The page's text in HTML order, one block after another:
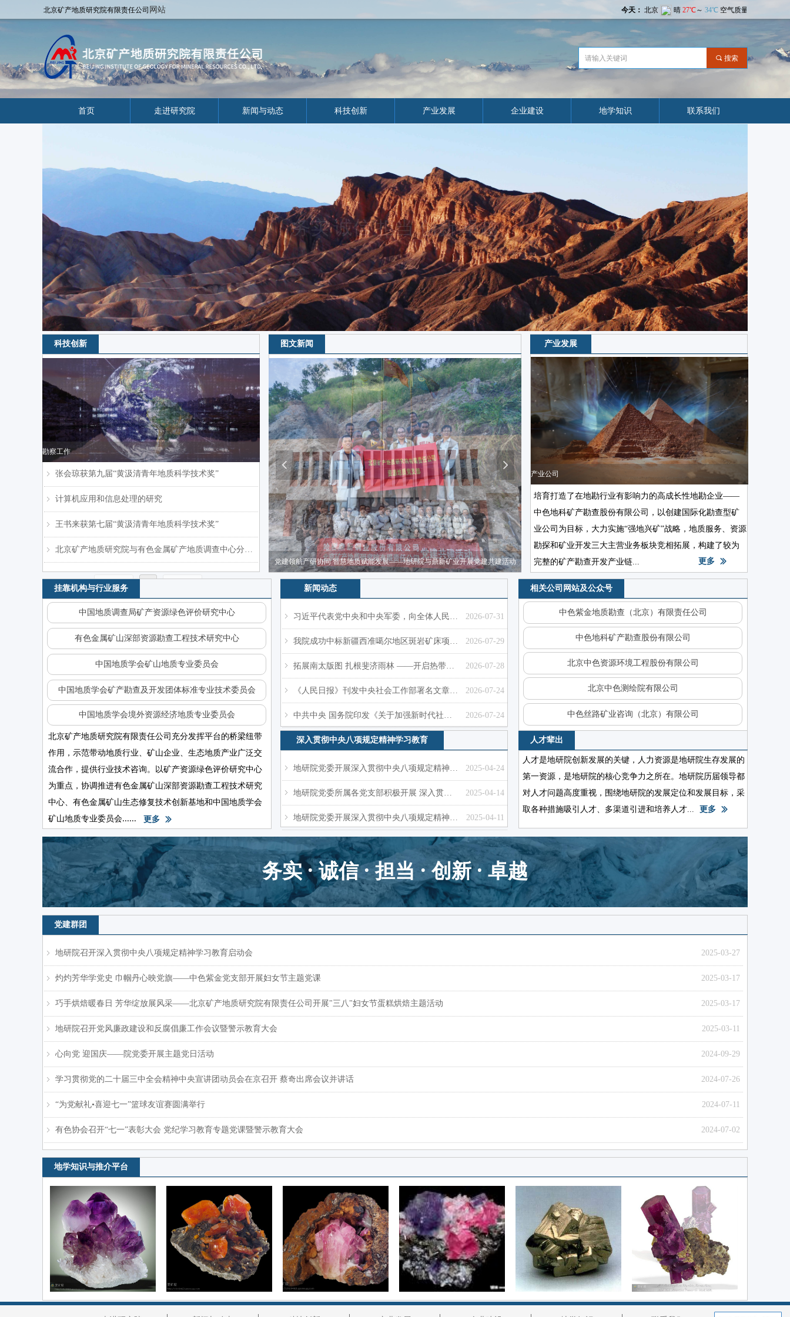
北京矿产地质研究院有限责任公司网站
끠 搜索
首页 走进研究院 新闻与动态 科技创新 产业发展 企业建设 地学知识 联系我们
务实 诚信 担当 创新 卓越
产业发展
更多 ꅀ
培育打造了在地勘行业有影响力的高成长性地勘企业——
中色地科矿产勘查股份有限公司，以创建国际化勘查型矿
业公司为目标，大力实施“强地兴矿”战略，地质服务、资源
勘探和矿业开发三大主营业务板块竞相拓展，构建了较为
完整的矿产勘查开发产业链...
产业公司
图文新闻
敖宏到地研院调研
我院成功中标新疆西准噶尔地区斑岩矿床项目并扎实推进野外地质工作
拓展南太版图 扎根斐济雨林 ——开启热带雨林区金矿勘查新征程 党建领航产研协同 智慧地质赋能发展——地研院与鼎新矿业开展党建共建活动 院领导赴新疆开展项目中期检查及安全生产指导工作
地研院召开2026年工作会议
地研院参加第二十一届中国有色金属矿业大会
尼日利亚吉加瓦州政府专员一行访问北京院
自然资源部专家指导组调研指导哈密月亮湾铜镍矿项目
尼加拉瓜驻华大使Michael Campbell访问地研院
넳 넲
科技创新
ꁇ 张会琼获第九届“黄汲清青年地质科学技术奖”
ꁇ 计算机应用和信息处理的研究
ꁇ 王书来获第七届“黄汲清青年地质科学技术奖”
ꁇ 北京矿产地质研究院与有色金属矿产地质调查中心分开运行
上一页
科技创新
勘察工作
新闻动态
2026-07-31
ꁇ 习近平代表党中央和中央军委，向全体人民解放军指战员、武警部队官兵、军队文职人员、预备役人员和民兵致以节日的祝贺！
2026-07-29
ꁇ 我院成功中标新疆西准噶尔地区斑岩矿床项目并扎实推进野外地质工作
2026-07-28
ꁇ 拓展南太版图 扎根斐济雨林 ——开启热带雨林区金矿勘查新征程
2026-07-24
ꁇ 《人民日报》刊发中央社会工作部署名文章《推动新时代社会工作高质量发展 坚定不移走中国特色社会主义社会治理之路》
2026-07-24
ꁇ 中共中央 国务院印发《关于加强新时代社会工作的意见》
相关公司网站及公众号
北京中色测绘院有限公司
中色紫金地质勘查（北京）有限责任公司
中色丝路矿业咨询（北京）有限公司
北京中色资源环境工程股份有限公司
中色地科矿产勘查股份有限公司
人才辈出
人才是地研院创新发展的关键，人力资源是地研院生存发展的
第一资源，是地研院的核心竞争力之所在。地研院历届领导都
对人才问题高度重视，围绕地研院的发展定位和发展目标，采
取各种措施吸引人才、多渠道引进和培养人才...
更多 ꅀ
党建群团
2025-03-27
ꁇ 地研院召开深入贯彻中央八项规定精神学习教育启动会
2025-03-17
ꁇ 灼灼芳华学党史 巾帼丹心映党旗——中色紫金党支部开展妇女节主题党课
2025-03-17
ꁇ 巧手烘焙暖春日 芳华绽放展风采——北京矿产地质研究院有限责任公司开展"三八"妇女节蛋糕烘焙主题活动
2025-03-11
ꁇ 地研院召开党风廉政建设和反腐倡廉工作会议暨警示教育大会
2024-09-29
ꁇ 心向党 迎国庆——院党委开展主题党日活动
2024-07-26
ꁇ 学习贯彻党的二十届三中全会精神中央宣讲团动员会在京召开 蔡奇出席会议并讲话
2024-07-11
ꁇ “为党献礼•喜迎七一”篮球友谊赛圆满举行
2024-07-02
ꁇ 有色协会召开“七一”表彰大会 党纪学习教育专题党课暨警示教育大会
挂靠机构与行业服务
中国地质调查局矿产资源绿色评价研究中心
有色金属矿山深部资源勘查工程技术研究中心
中国地质学会矿山地质专业委员会
中国地质学会矿产勘查及开发团体标准专业技术委员会
中国地质学会境外资源经济地质专业委员会
北京矿产地质研究院有限责任公司充分发挥平台的桥梁纽带
作用，示范带动地质行业、矿山企业、生态地质产业广泛交
流合作，提供行业技术咨询。以矿产资源绿色评价研究中心
为重点，协调推进有色金属矿山深部资源勘查工程技术研究
中心、有色金属矿山生态修复技术创新基地和中国地质学会
矿山地质专业委员会......
更多 ꅀ
务实 · 诚信 · 担当 · 创新 · 卓越
地学知识与推介平台
深入贯彻中央八项规定精神学习教育
2025-04-24
ꁇ 地研院党委开展深入贯彻中央八项规定精神学习教育实地研学
2025-04-14
ꁇ 地研院党委所属各党支部积极开展 深入贯彻中央八项规定精神集中学习
2025-04-11
ꁇ 地研院党委开展深入贯彻中央八项规定精神集中学习研讨